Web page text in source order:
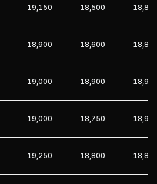
19,150 18,500
18,900 18,600
19,000 18,900
19,000 18,750
19,250 18,800